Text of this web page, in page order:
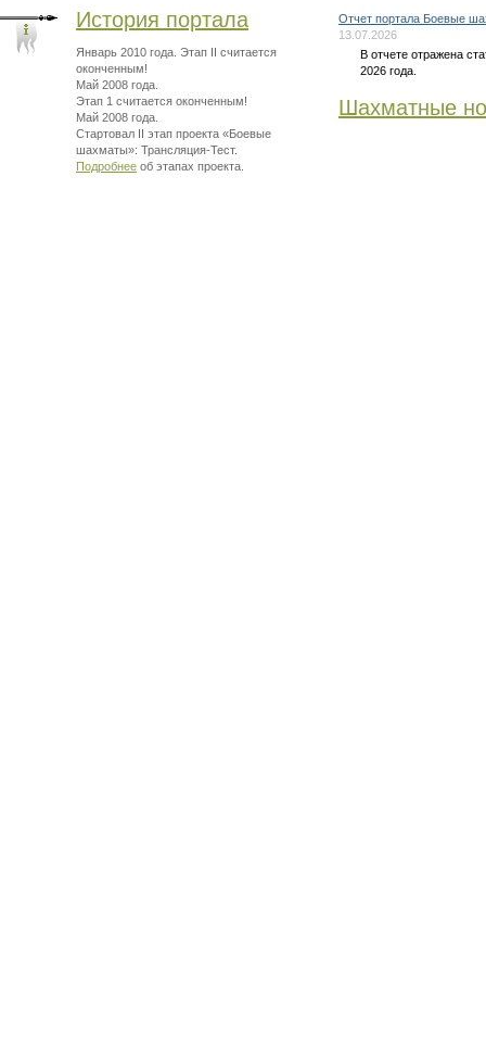
История портала
Январь 2010 года. Этап II считается
оконченным!
Май 2008 года.
Этап 1 считается оконченным!
Май 2008 года.
Стартовал II этап проекта «Боевые
шахматы»: Трансляция-Тест.
Подробнее об этапах проекта.
Отчет портала Боевые
13.07.2026
В отчете отражена
2026 года.
Шахматные